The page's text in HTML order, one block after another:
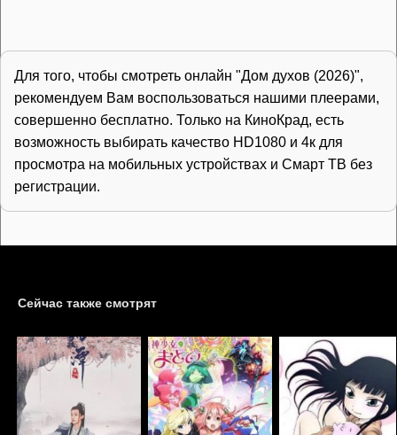
Для того, чтобы смотреть онлайн "Дом духов (2026)",
рекомендуем Вам воспользоваться нашими плеерами,
совершенно бесплатно. Только на КиноКрад, есть
возможность выбирать качество HD1080 и 4к для
просмотра на мобильных устройствах и Смарт ТВ без
регистрации.
Сейчас также смотрят